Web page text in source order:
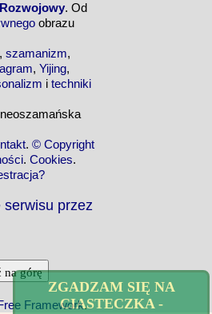
ZGADZAM SIĘ NA
CIASTECZKA -
. Od
obrazu
, szamanizm,
, Yijing,
i techniki
. © Copyright
. Cookies.
serwisu przez
na górę
Framework.